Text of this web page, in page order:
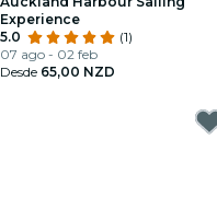
Experience
5.0
(1)
07 ago - 02 feb
Desde 65,00 NZD